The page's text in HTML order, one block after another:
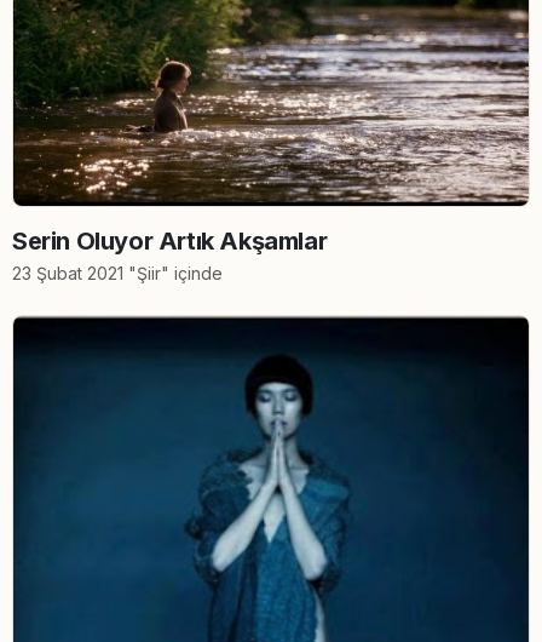
Serin Oluyor Artık Akşamlar
23 Şubat 2021 "Şiir" içinde